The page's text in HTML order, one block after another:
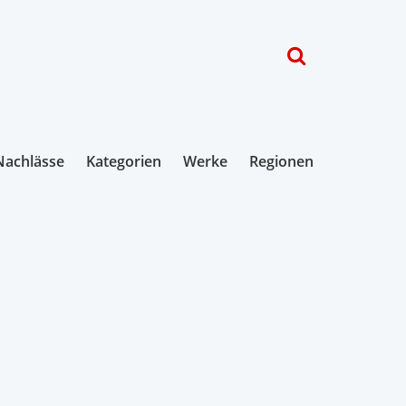
Kategorien Werke Regionen